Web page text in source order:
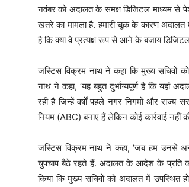
नवंबर को अदालत के समक्ष डिजिटल माध्यम से
खतरे का मामला है. हमारी चूक के कारण अदालत
है कि क्या वे प्रत्यक्ष रूप से आने के बजाय
जस्टिस विक्रम नाथ ने कहा कि मुख्य सचिवों
नाथ ने कहा, ‘यह बहुत दुर्भाग्यपूर्ण है कि यहां
रही है जिन्हें वर्षों पहले नगर निगमों और राज्य
नियम (ABC) बनाए हैं लेकिन कोई कार्रवाई नहीं
जस्टिस विक्रम नाथ ने कहा, ‘जब हम उनसे
चुपचाप बैठे रहते हैं. अदालत के आदेश के प्रति
किया कि मुख्य सचिवों को अदालत में उपस्थित